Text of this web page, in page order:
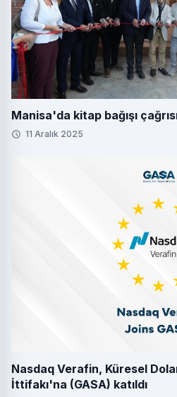
Manisa'da kitap bağışı
11 Aralık 2025
Nasdaq Verafin, Küresel
İttifakı'na (GASA) katıldı